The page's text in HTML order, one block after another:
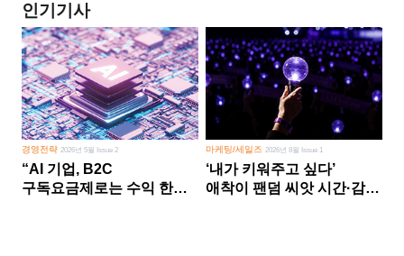
인기기사
경영전략2026년 5월 Issue 2
“AI 기업, B2C
구독요금제로는 수익 한계
마케팅/세일즈 2026년 8월 Issue 1
‘내가 키워주고 싶다’
애착이 팬덤 씨앗 시간·감정